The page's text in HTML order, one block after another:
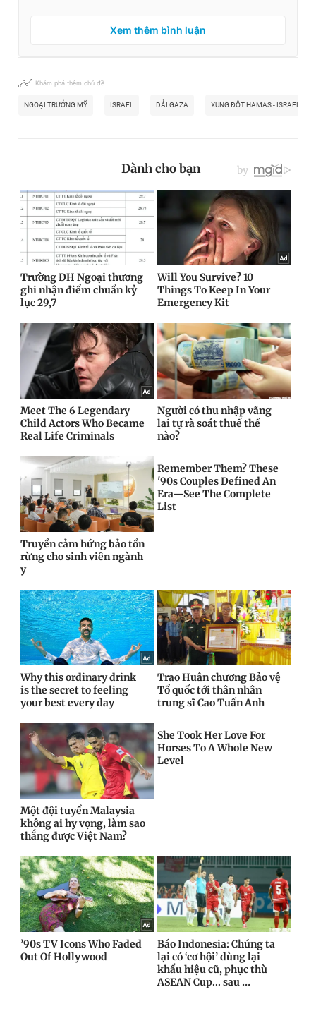
Xem thêm bình luận
Khám phá thêm chủ đề
NGOẠI TRƯỞNG MỸ ISRAEL DẢI GAZA XUNG ĐỘT HAMAS - ISRAEL